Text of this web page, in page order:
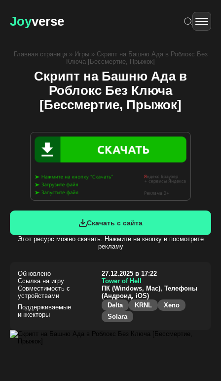
Joyverse
Главная страница» Игры» Скрипт на Башню Ада в Роблокс Без
Ключа [Бессмертие, Прыжок]
Скрипт на Башню Ада в
Роблокс Без Ключа
[Бессмертие, Прыжок]
Скачать с сайта
Этот ресурс можно скачать. Нажмите на кнопку и посмотрите
рекламу
Обновлено
27.12.2025 в 17:22
Ссылка на игру
Tower of Hell
Совместимость с
устройствами
ПК (Windows, Mac), Телефоны
(Андроид, iOS)
Поддерживаемые
инжекторы
Delta KRNL
Xeno
Solara